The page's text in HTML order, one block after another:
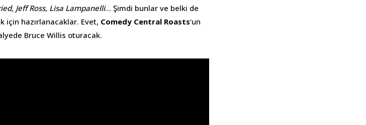
Jeff Ross, Lisa Lampanelli… Şimdi bunlar ve belki de
için hazırlanacaklar. Evet, Comedy Central Roasts‘un
Bruce Willis oturacak.